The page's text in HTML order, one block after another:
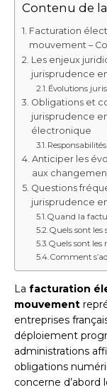
Contenu de
Facturation
mouvement –
Les enjeux
jurisprudence
Évolutions
Obligations et
jurisprudence
électronique
Anticiper les
aux
Questions
jurisprudence
Quand la
Quels sont les
Quels sont les
Comment
La facturation
mouvement
entreprises
déploiement
administrations
obligations
concerne d’abord